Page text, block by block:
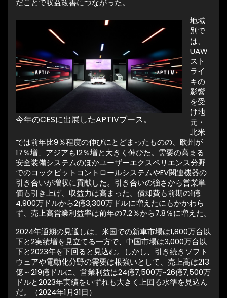
だことで収益改善につながった。
今年のCESに出展したAPTIVブース。
地域
別で
は、
UAW
スト
ライ
キの
影響
を受
け地
元・
北米
では前年比9％程度の伸びにとどまったものの、欧州が
17％増、アジアも12％増と大きく伸びた。需要の高まる
安全装備システムのほかユーザーエクスペリエンス分野
でのコックピットコントロールシステムやEV関連機器の
引き合いが増収に貢献した。引き合いの強さから営業単
価も引き上げ、収益力は高まった。償却費も前期の1億
4,900万ドルから2億3,300万ドルに増えたにもかかわら
ず、売上高営業利益率は前年の7.2％から7.8％に増えた。
2024年通期の見通しは、米国での新車市場は1,800万台以
下と2実績増を見立てる一方で、中国市場は3,000万台以
下と2023年を下回ると見込む。しかし、引き続きソフト
ウェアや電動化分野の需要は根強いとして、売上高は213
億～219億ドルに、営業利益は24億7,500万~26億7,500万
ドルと2023年実績をいずれも大きく上回る水準を見込ん
だ。（2024年1月31日）